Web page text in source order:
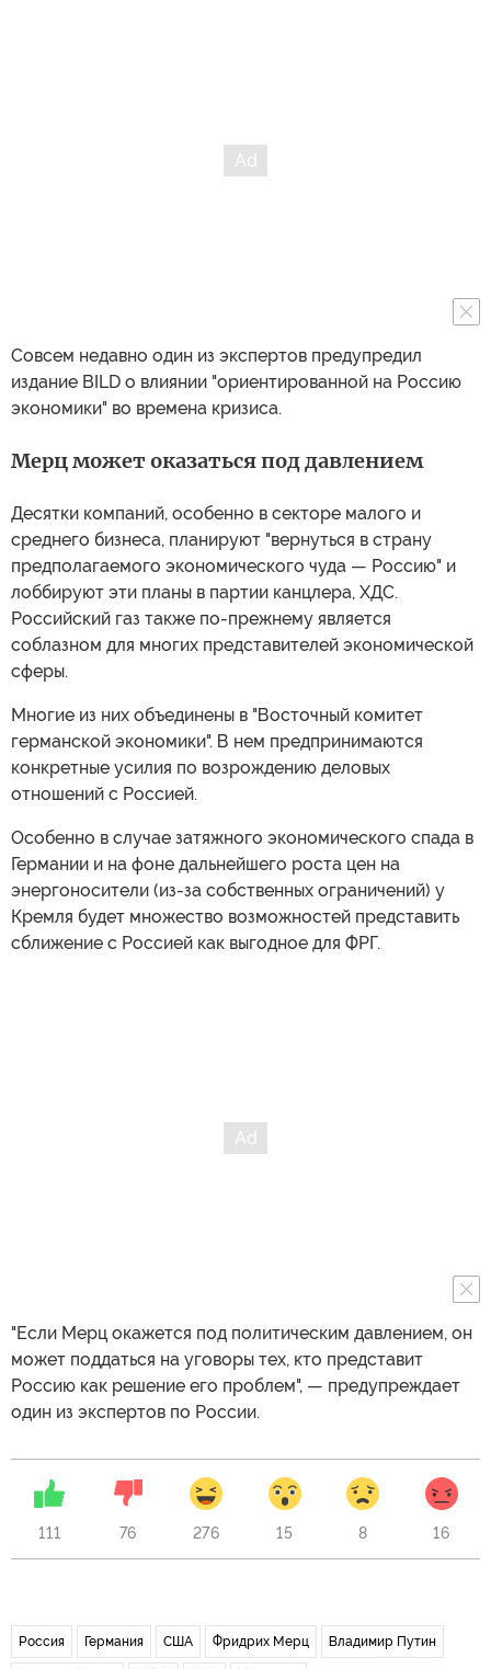
Совсем недавно один из экспертов предупредил
издание BILD о влиянии "ориентированной на Россию
экономики" во времена кризиса.
Мерц может оказаться под давлением
Десятки компаний, особенно в секторе малого и
среднего бизнеса, планируют "вернуться в страну
предполагаемого экономического чуда — Россию" и
лоббируют эти планы в партии канцлера, ХДС.
Российский газ также по-прежнему является
соблазном для многих представителей экономической
сферы.
Многие из них объединены в "Восточный комитет
германской экономики". В нем предпринимаются
конкретные усилия по возрождению деловых
отношений с Россией.
Особенно в случае затяжного экономического спада в
Германии и на фоне дальнейшего роста цен на
энергоносители (из-за собственных ограничений) у
Кремля будет множество возможностей представить
сближение с Россией как выгодное для ФРГ.
"Если Мерц окажется под политическим давлением, он
может поддаться на уговоры тех, кто представит
Россию как решение его проблем", — предупреждает
один из экспертов по России.
111 76 276 15 8 16
Россия Германия США Фридрих Мерц Владимир Путин